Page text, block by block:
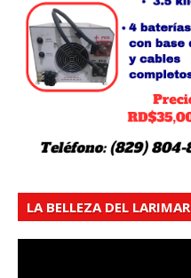
LA BELLEZA DEL LARIMAR